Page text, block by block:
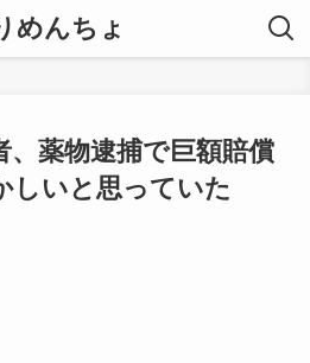
めんちょ
、薬物逮捕で巨額賠償
いと思っていた